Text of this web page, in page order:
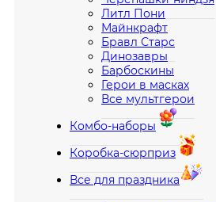
Литл Пони
Майнкрафт
Бравл Старс
Динозавры
Барбоскины
Герои в масках
Все мультгерои
Комбо-наборы
Коробка-сюрприз
Все для праздника